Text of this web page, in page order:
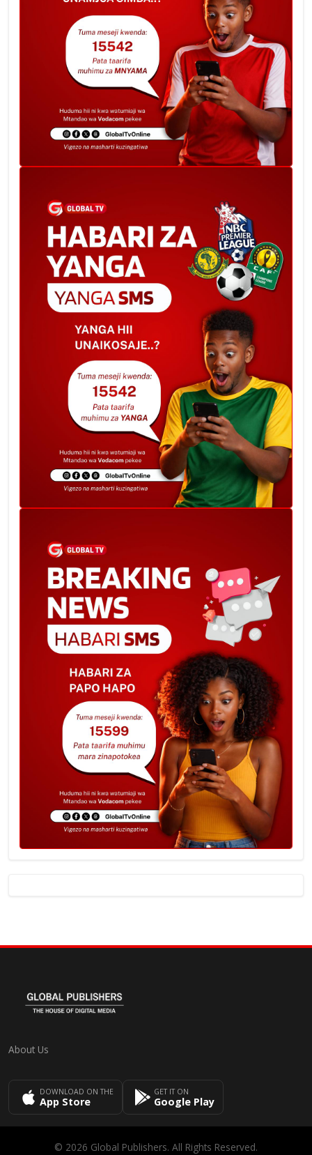
About Us
DOWNLOAD ON THE
App Store
GET IT ON
Google Play
© 2026 Global Publishers. All Rights Reserved.